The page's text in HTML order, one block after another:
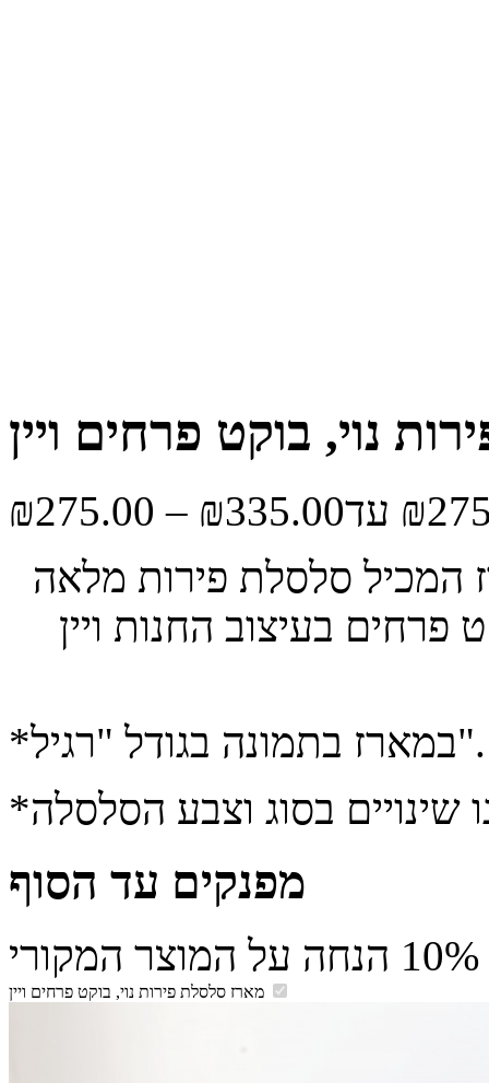
נוי, בוקט פרחים ויין
₪275.00 – ₪335.00
המכיל סלסלת פירות מלאה
בעיצוב החנות ויין
*במארז בתמונה בגודל "רגיל".
מפנקים עד הסוף
מארז סלסלת פירות נוי, בוקט פרחים ויין